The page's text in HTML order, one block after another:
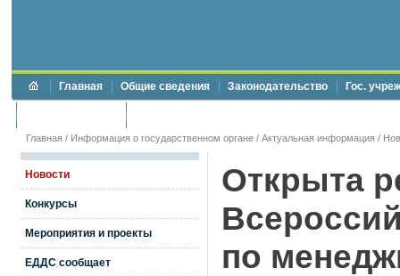
Главная Общие сведения Законодательство Гос.
Главная / Информация о государственном органе / Актуальная информация /
Новости
Конкурсы
Мероприятия и проекты
ЕДДС сообщает
Открыта
по